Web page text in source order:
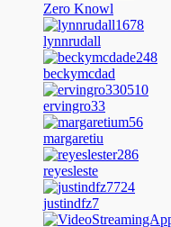
Zero Knowl
lynnrudall
beckymcdad
ervingro33
margaretiu
reyesleste
justindfz7